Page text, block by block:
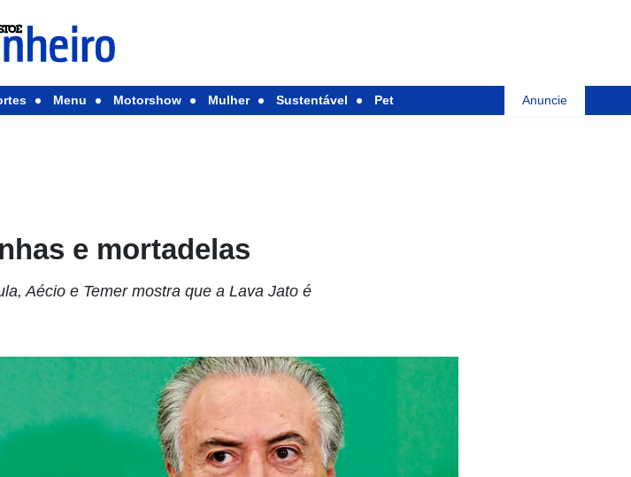
Menu Motorshow Mulher Sustentável Pet Anuncie
e mortadelas
Aécio e Temer mostra que a Lava Jato é